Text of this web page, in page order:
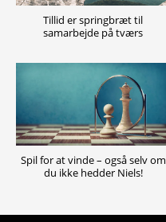
Tillid er springbræt til
samarbejde på tværs
Spil for at vinde – også selv om
du ikke hedder Niels!